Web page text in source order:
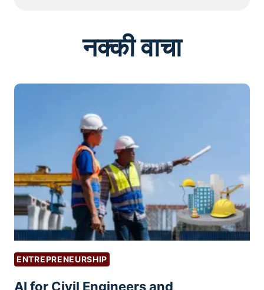
नक्की वाचा
ENTREPRENEURSHIP
AI for Civil Engineers and